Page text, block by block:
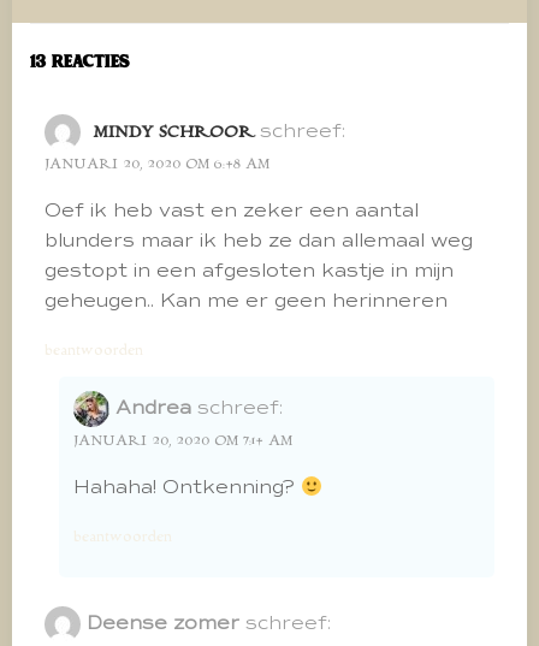
navigatie
navigatie
13 Reacties
MINDY SCHROOR schreef:
JANUARI 20, 2020 OM 6:48 AM
Oef ik heb vast en zeker een aantal
blunders maar ik heb ze dan allemaal weg
gestopt in een afgesloten kastje in mijn
geheugen.. Kan me er geen herinneren
beantwoorden
Andrea schreef:
JANUARI 20, 2020 OM 7:14 AM
Hahaha! Ontkenning?
beantwoorden
Deense zomer schreef: